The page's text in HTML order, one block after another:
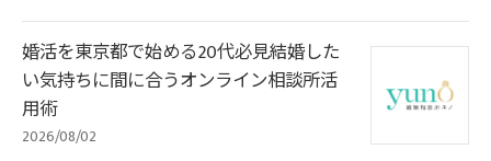
婚活を東京都で始める20代必見結婚した
い気持ちに間に合うオンライン相談所活
用術
2026/08/02